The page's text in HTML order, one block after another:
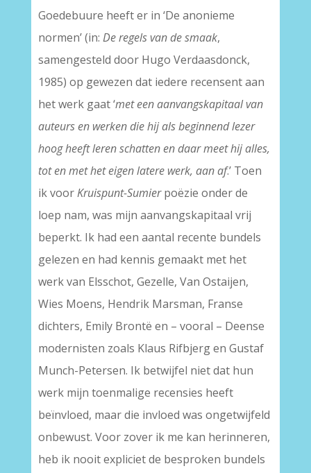
Goedebuure heeft er in ‘De anonieme
normen’ (in: De regels van de smaak,
samengesteld door Hugo Verdaasdonck,
1985) op gewezen dat iedere recensent aan
het werk gaat ‘met een aanvangskapitaal van
auteurs en werken die hij als beginnend lezer
hoog heeft leren schatten en daar meet hij alles,
tot en met het eigen latere werk, aan af.’ Toen
ik voorKruispunt-Sumierpoëzie onder de
loep nam, was mijn aanvangskapitaal vrij
beperkt. Ik had een aantal recente bundels
gelezen en had kennis gemaakt met het
werk van Elsschot, Gezelle, Van Ostaijen,
Wies Moens, Hendrik Marsman, Franse
dichters, Emily Brontë en – vooral – Deense
modernisten zoals Klaus Rifbjerg en Gustaf
Munch-Petersen. Ik betwijfel niet dat hun
werk mijn toenmalige recensies heeft
beïnvloed, maar die invloed was ongetwijfeld
onbewust. Voor zover ik me kan herinneren,
heb ik nooit expliciet de besproken bundels